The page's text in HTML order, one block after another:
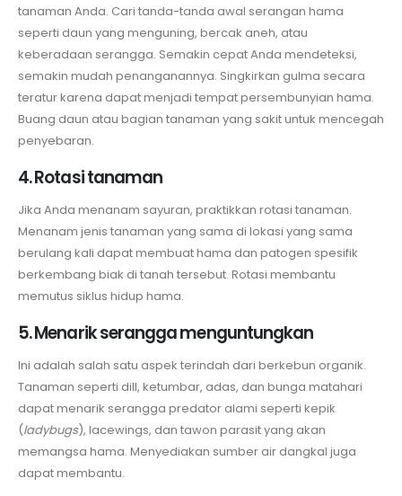
tanaman Anda. Cari tanda-tanda awal serangan hama
seperti daun yang menguning, bercak aneh, atau
keberadaan serangga. Semakin cepat Anda mendeteksi,
semakin mudah penanganannya. Singkirkan gulma secara
teratur karena dapat menjadi tempat persembunyian hama.
Buang daun atau bagian tanaman yang sakit untuk mencegah
penyebaran.
4. Rotasi tanaman
Jika Anda menanam sayuran, praktikkan rotasi tanaman.
Menanam jenis tanaman yang sama di lokasi yang sama
berulang kali dapat membuat hama dan patogen spesifik
berkembang biak di tanah tersebut. Rotasi membantu
memutus siklus hidup hama.
5. Menarik serangga menguntungkan
Ini adalah salah satu aspek terindah dari berkebun organik.
Tanaman seperti dill, ketumbar, adas, dan bunga matahari
dapat menarik serangga predator alami seperti kepik
(ladybugs), lacewings, dan tawon parasit yang akan
memangsa hama. Menyediakan sumber air dangkal juga
dapat membantu.